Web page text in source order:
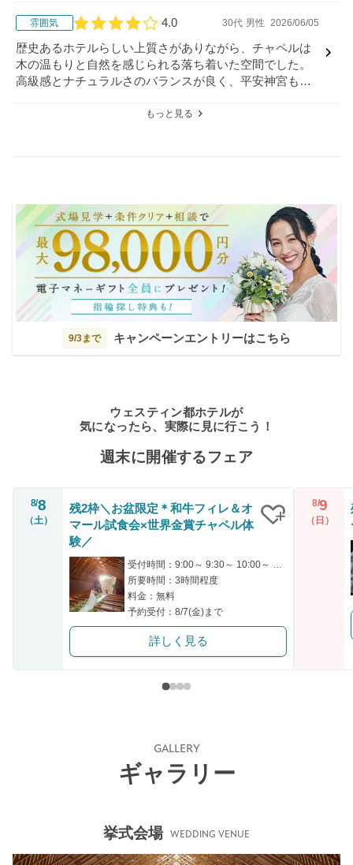
雰囲気
口コミ評価
4.0 30代 男性 2026/06/05
歴史あるホテルらしい上質さがありながら、チャペルは
木の温もりと自然を感じられる落ち着いた空間でした。
高級感とナチュラルさのバランスが良く、平安神宮も見
もっと見る
9/3まで キャンペーンエントリーはこちら
ウェスティン都ホテルが
気になったら、実際に見に行こう！
週末に開催するフェア
8/8
（土）
残2枠＼お盆限定＊和牛フィレ＆オ
マール試食会×世界金賞チャペル体
験／
受付時間：9:00～ 9:30～ 10:00～ 13:30～ 14:00～
所要時間：3時間程度
料金：無料
予約受付：8/7(金)まで
詳しく見る
8/9
（日）
GALLERY
ギャラリー
挙式会場 WEDDING VENUE